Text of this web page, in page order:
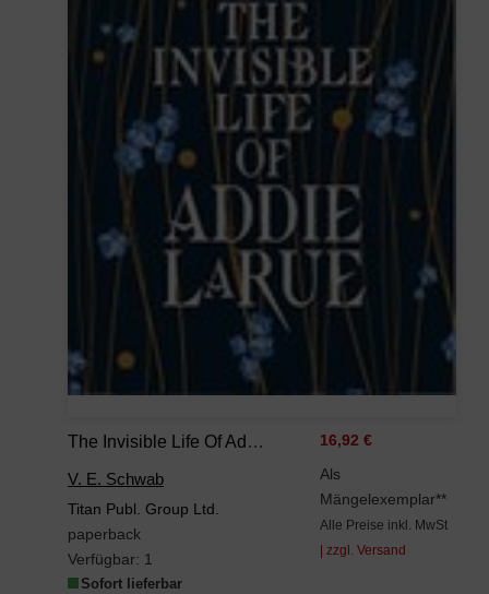
The Invisible Life Of Addie LaRue
V. E. Schwab
Titan Publ. Group Ltd.
paperback
Verfügbar: 1
Sofort lieferbar
16,92 €
Als
Mängelexemplar**
Alle Preise inkl. MwSt
| zzgl. Versand